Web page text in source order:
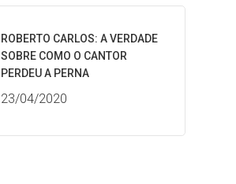
ROBERTO CARLOS: A VERDADE
SOBRE COMO O CANTOR
PERDEU A PERNA
23/04/2020